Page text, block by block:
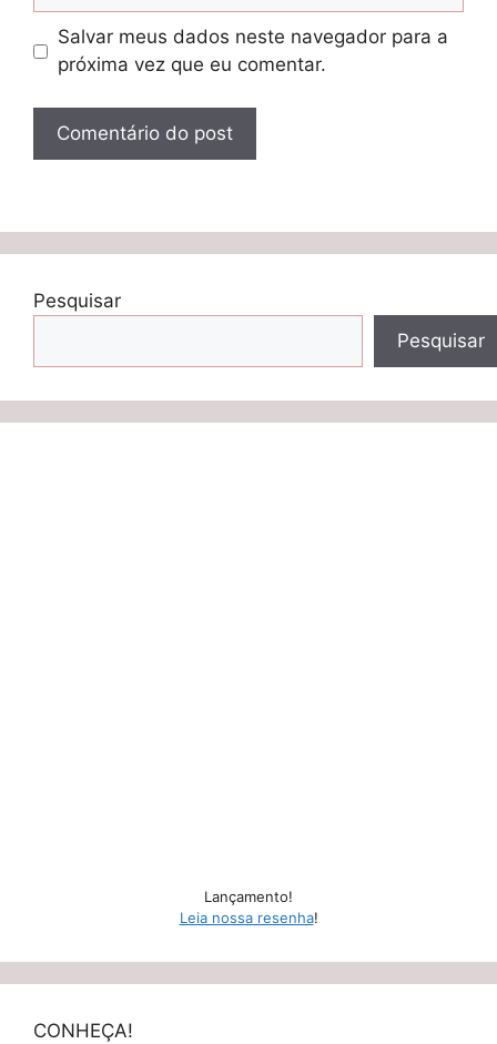
Salvar meus dados neste navegador para a
próxima vez que eu comentar.
Pesquisar
Pesquisar
Lançamento!
Leia nossa resenha!
CONHEÇA!